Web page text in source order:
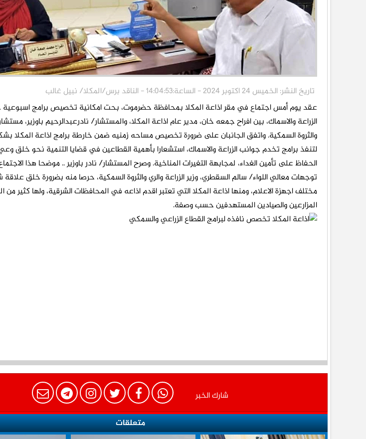
تاريخ النشر: الخميس 24 اكتوبر 2024 - الساعة:14:04:53 - الناقد برس/المكلا/ نبيل غالب
عقد يوم أمس اجتماع في مقر اذاعة المكلا بمحافظة حضرموت، بحت امكانية تخصيص برامج
الزراعة والاسماك، بين افراح جمعه خان، مدير عام اذاعة المكلا، والمستشار/ نادرعبدالرحيم باوزير، مستشار
والثروة السمكية. واتفق الجانبان على ضرورة تخصيص مساحه زمنيه ضمن خارطة برامج اذاعة المكلا
لتنفذ برامج تخدم جوانب الزراعة والاسماك، استشعارا بأهمية القطاعين في قضايا التنمية نحو خلق
الحفاظ على تأمين الغداء، لمجابهة التغيرات المناخية. وصرح المستشار/ نادر باوزير .. موضحا هذا
توجهات معالي اللواء/ سالم السقطري، وزير الزراعة والري والثروة السمكية، حرصا منه بضرورة خلق
مختلف اجهزة الاعلام، ومنها اذاعة المكلا التي تعتبر اقدم اذاعه في المحافظات الشرقية، ولها كثير
المزارعين والصيادين المستهدفين حسب وصفة.
شارك الخبر
متعلقات